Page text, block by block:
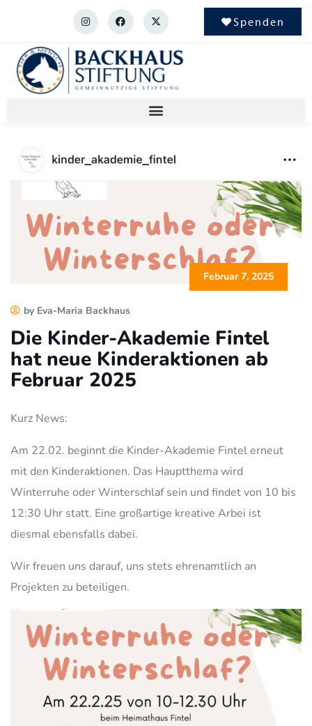
Spenden
Februar 7, 2025
by Eva-Maria Backhaus
Die Kinder-Akademie Fintel
hat neue Kinderaktionen ab
Februar 2025
Kurz News:
Am 22.02. beginnt die Kinder-Akademie Fintel erneut
mit den Kinderaktionen. Das Hauptthema wird
Winterruhe oder Winterschlaf sein und findet von 10 bis
12:30 Uhr statt. Eine großartige kreative Arbei ist
diesmal ebensfalls dabei.
Wir freuen uns darauf, uns stets ehrenamtlich an
Projekten zu beteiligen.